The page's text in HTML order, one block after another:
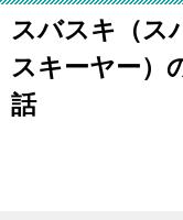
スバスキ（ス
スキーヤー）
話